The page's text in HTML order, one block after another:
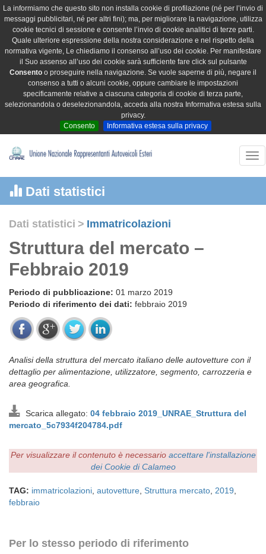
La informiamo che questo sito non installa cookie di profilazione (né per l’invio di
messaggi pubblicitari, né per altri fini); ma, per migliorare la navigazione, utilizza
cookie tecnici di sessione e consente l’invio di cookie analitici di terze parti.
Quale ulteriore espressione della nostra considerazione e nel rispetto della
normativa vigente, Le chiediamo il consenso all’uso dei cookie. Per manifestare
il Suo assenso all’uso dei cookie sarà sufficiente fare click sul pulsante
Consento o proseguire nella navigazione. Se vuole saperne di più, negare il
consenso a tutti o alcuni cookie, oppure cambiare le impostazioni
specificamente relative a ciascuna categoria di cookie di terza parte,
selezionandola o deselezionandola, acceda alla nostra Informativa estesa sulla
privacy.
Consento
Informativa estesa sulla privacy
Dati statistici
Dati statistici > Immatricolazioni
Struttura del mercato –
Febbraio 2019
Periodo di pubblicazione: 01 marzo 2019
Periodo di riferimento dei dati: febbraio 2019
Analisi della struttura del mercato italiano delle autovetture con il
dettaglio per alimentazione, utilizzatore, segmento, carrozzeria e
area geografica.
Scarica allegato: 04 febbraio 2019_UNRAE_Struttura del
mercato_5c7934f204784.pdf
Per visualizzare il contenuto è necessario accettare l'installazione
dei Cookie di Calameo
TAG: immatricolazioni autovetture Struttura mercato 2019
febbraio
Per lo stesso periodo di riferimento